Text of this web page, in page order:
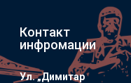
Контакт
инфромации
Ул. „Димитар